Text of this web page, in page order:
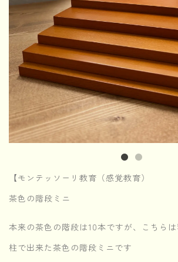
【モンテッソーリ教育（感覚教育）
茶色の階段ミニ
本来の茶色の階段は10本ですが、こちら
柱で出来た茶色の階段ミニです